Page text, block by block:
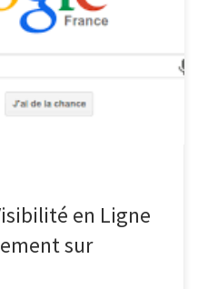
essentiel pour toute
en ligne. En effet,
peut […]
en Ligne
sur